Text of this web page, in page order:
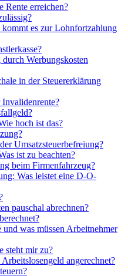
Rente erreichen?
es zur Lohnfortzahlung
Werbungskosten
in der Steuererklärung
Invalidenrente?
hoch ist das?
Umsatzsteuerbefreiung?
ist zu beachten?
beim Firmenfahrzeug?
Was leistet eine D-O-
pauschal abrechnen?
was müssen Arbeitnehmer
steht mir zu?
angerechnet?